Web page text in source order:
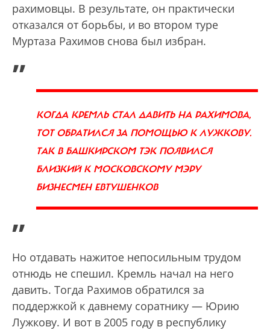
рахимовцы. В результате, он практически
отказался от борьбы, и во втором туре
Муртаза Рахимов снова был избран.
„
КОГДА КРЕМЛЬ СТАЛ ДАВИТЬ НА РАХИМОВА,
ТОТ ОБРАТИЛСЯ ЗА ПОМОЩЬЮ К ЛУЖКОВУ.
ТАК В БАШКИРСКОМ ТЭК ПОЯВИЛСЯ
БЛИЗКИЙ К МОСКОВСКОМУ МЭРУ
БИЗНЕСМЕН ЕВТУШЕНКОВ
”
Но отдавать нажитое непосильным трудом
отнюдь не спешил. Кремль начал на него
давить. Тогда Рахимов обратился за
поддержкой к давнему соратнику — Юрию
Лужкову. И вот в 2005 году в республику